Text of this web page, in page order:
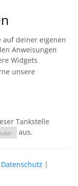
auf deiner eigenen
Anweisungen
Widgets
unsere
Tankstelle
aus.
Datenschutz |